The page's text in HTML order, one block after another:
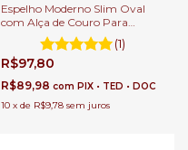
Espelho Moderno Slim Oval
com Alça de Couro Para
Banheiro, Penteadeira, Salão de
Beleza e Lojas
(1)
R$97,80
R$89,98 com PIX • TED • DOC
10 x de R$9,78 sem juros